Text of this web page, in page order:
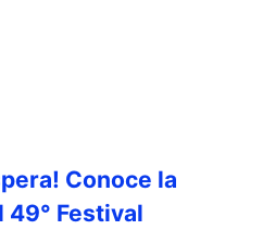
Conoce la
49° Festival